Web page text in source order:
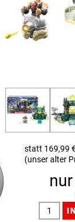
statt 169,99
(unser alter
nur